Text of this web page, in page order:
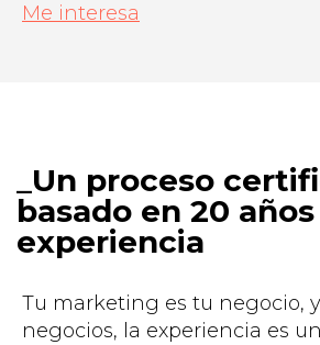
Me interesa
Un proceso
basado en 20
experiencia
Tu marketing es tu negocio,
negocios, la experiencia es